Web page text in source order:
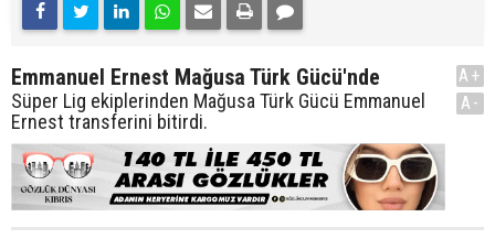
Emmanuel Ernest Mağusa Türk Gücü'nde
Süper Lig ekiplerinden Mağusa Türk Gücü Emmanuel
Ernest transferini bitirdi.
A+
A-